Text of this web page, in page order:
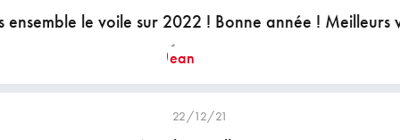
ensemble le voile sur 2022 ! Bonne année !
22/12/21